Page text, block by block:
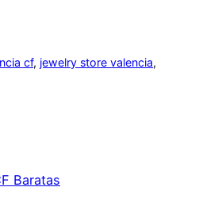
cf, jewelry store valencia
Baratas